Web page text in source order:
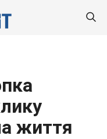
життя